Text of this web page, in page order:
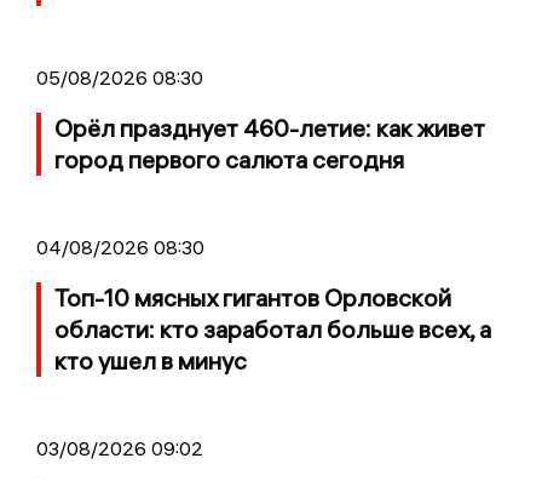
05/08/2026 08:30
Орёл празднует 460-летие: как живет
город первого салюта сегодня
04/08/2026 08:30
Топ-10 мясных гигантов Орловской
области: кто заработал больше всех, а
кто ушел в минус
03/08/2026 09:02